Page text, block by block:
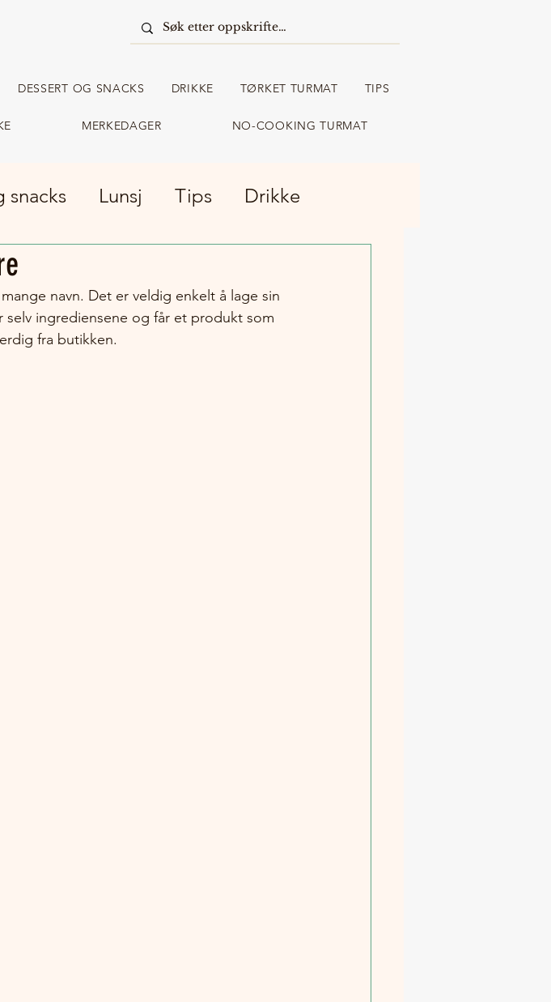
DESSERT OG SNACKS DRIKKE TØRKET TURMAT TIPS
MERKEDAGER NO-COOKING TURMAT
snacks Lunsj Tips Drikke
navn. Det er veldig enkelt å lage sin
selv ingrediensene og får et produkt som
fra butikken.